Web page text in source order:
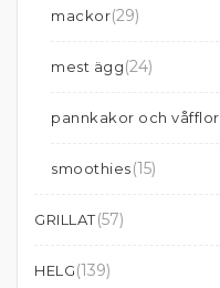
mackor(29)
mest ägg(24)
pannkakor och våfflor
smoothies(15)
GRILLAT(57)
HELG(139)